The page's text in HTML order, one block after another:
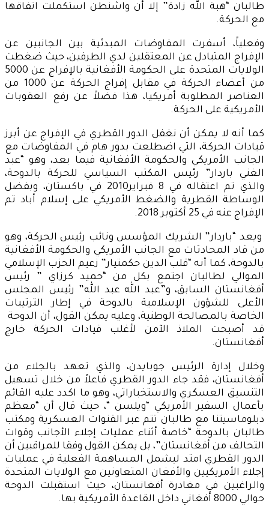
طالبان “هبة الله زادة” إلا أن واشنطن استكملت اتفاقها
مع الحركة.
وفعلياً، أسفرت المفاوضات المبدئية بين الجانبين عن
الإفراج المتبادل عن المعتقلين لدي الطرفين، حيث ضغطت
الولايات المتحدة على الحكومة الأفغانية بالإفراج عن 5000
من أعضاء الحركة في مقابل إفراج الحركة عن 1000 من
العناصر المطلوبة أمريكيا، هذا فضلاً عن رفع العقوبات
الأمريكية على الحركة.
كما أنه لا يمكن أن نغفل الدور القطري في الإفراج عن أبرز
قيادات الحركة، التي اضطلعت بدور هام في المفاوضات مع
الجانب الأمريكي والحكومة الأفغانية فيما بعد، وهو “عبد
الغني باردار” رئيس المكتب السياسي للحركة بالدوحة،
والذي تم اعتقاله في 8 فبراير2010 في باكستان، وبفضل
الوساطة القطرية والضغط الأمريكي على إسلام أباد تم
الإفراج عنه في 25 أكتوبر 2018.
ويعد “باردار” الشريك المؤسس ونائب رئيس الحركة، وهو
من قاد المحادثات مع الجانب الأمريكي والحكومة الأفغانية
بالدوحة، كما أنه “قلب الدين حكمتيار” زعيم الحزب الإسلامي
الموالي لطالبان اجتمع بكل من “حميد كرزاي ” رئيس
أفغانستان السابق، و”عبد الله عبد الله” رئيس المجلس
الأعلى للشؤون الإسلامية بالدوحة في إطار الترتيبات
الخاصة بالمصالحة الوطنية، وعليه يمكن القول، أن الدوحة
قد أصبحت الملاذ الآمن لأغلب قيادات الحركة خارج
أفغانستان.
وخلال إدارة الرئيس جوبايدن، والذي تعهد بالجلاء من
أفغانستان، فقد جاء الدور القطري فاعلاً من خلال تسهيل
التنسيق العسكري والاستخباراتي، وهو ما اكدد عليه القائم
بأعمال السفير الأمريكي “ويلسن “، حيث قال أن “معظم
دبلوماسيتنا مع طالبان تتم عبر القنوات العسكرية ومكتب
طالبان بالدوحة “خاصة أثناء عمليات إجلاء الأجانب وقوات
التحالف من أفغانستان”، بل يمكن القول وفقا للمراقبين أن
الدور القطري امتد ليشمل المساهمة الفعلية في عمليات
إجلاء الأمريكيين والأفغان المتعاونين مع الولايات المتحدة
والراغبين في مغادرة أفغانستان، حيث استقبلت الدوحة
حوالي 8000 أفغاني داخل القاعدة الأمريكية بها.